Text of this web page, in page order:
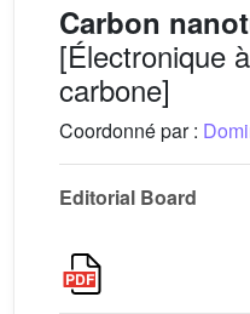
Carbon
[Électronique
carbone]
Coordonné par :
Editorial Board